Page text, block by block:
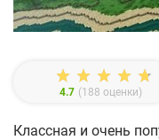
4.7 (188 оценки)
Классная и очень